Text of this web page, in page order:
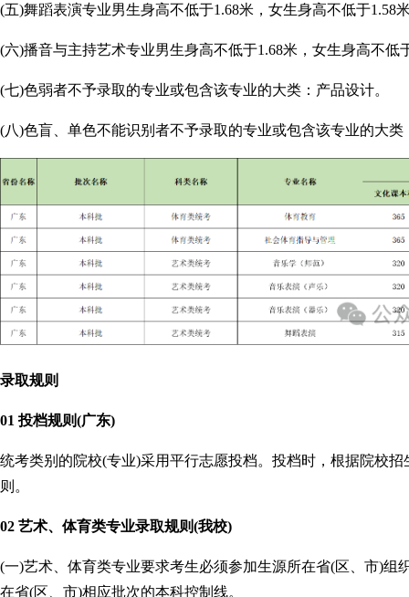
(五)舞蹈表演专业男生身高不低于1.68米，女生身高不低于1.58
(六)播音与主持艺术专业男生身高不低于1.68米，女生身高不低
(七)色弱者不予录取的专业或包含该专业的大类：产品设计。
(八)色盲、单色不能识别者不予录取的专业或包含该专业的大类
录取规则
01 投档规则(广东)
统考类别的院校(专业)采用平行志愿投档。投档时，根据院校
则。
02 艺术、体育类专业录取规则(我校)
(一)艺术、体育类专业要求考生必须参加生源所在省(区、市)
在省(区、市)相应批次的本科控制线。